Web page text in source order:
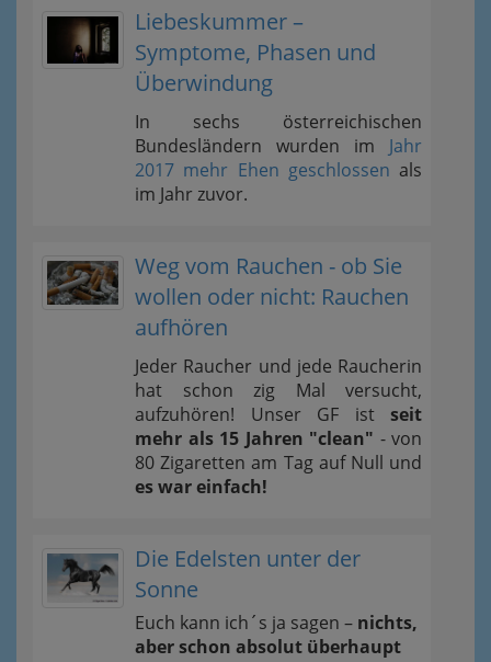
Liebeskummer –
Symptome, Phasen und
Überwindung
In sechs österreichischen
Bundesländern wurden im Jahr
2017 mehr Ehen geschlossen als
im Jahr zuvor.
Weg vom Rauchen - ob Sie
wollen oder nicht: Rauchen
aufhören
Jeder Raucher und jede Raucherin
hat schon zig Mal versucht,
aufzuhören! Unser GF ist seit
mehr als 15 Jahren "clean" - von
80 Zigaretten am Tag auf Null und
es war einfach!
Die Edelsten unter der
Sonne
Euch kann ich´s ja sagen – nichts,
aber schon absolut überhaupt